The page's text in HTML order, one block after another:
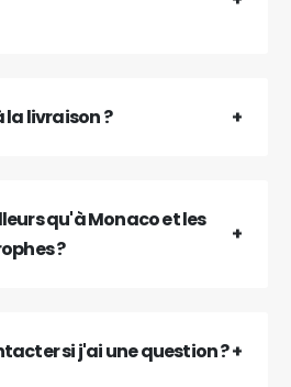
la livraison ?
qu'à Monaco et les
?
si j'ai une question ?